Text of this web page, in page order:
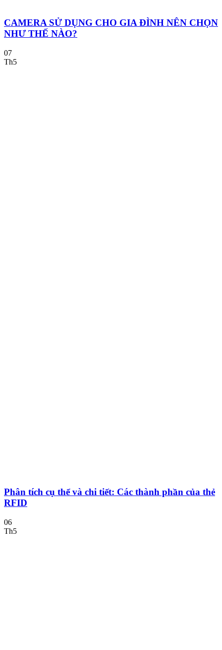
CAMERA SỬ DỤNG CHO GIA ĐÌNH NÊN CHỌN
NHƯ THẾ NÀO?
07
Th5
Phân tích cụ thể và chi tiết: Các thành phần của thẻ
RFID
06
Th5